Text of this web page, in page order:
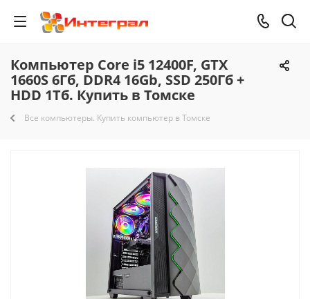
Компьютер Core i5 12400F, GTX
1660S 6Гб, DDR4 16Gb, SSD 250Гб +
HDD 1Тб. Купить в Томске
Все компьютеры. Купить компьютер в Томске